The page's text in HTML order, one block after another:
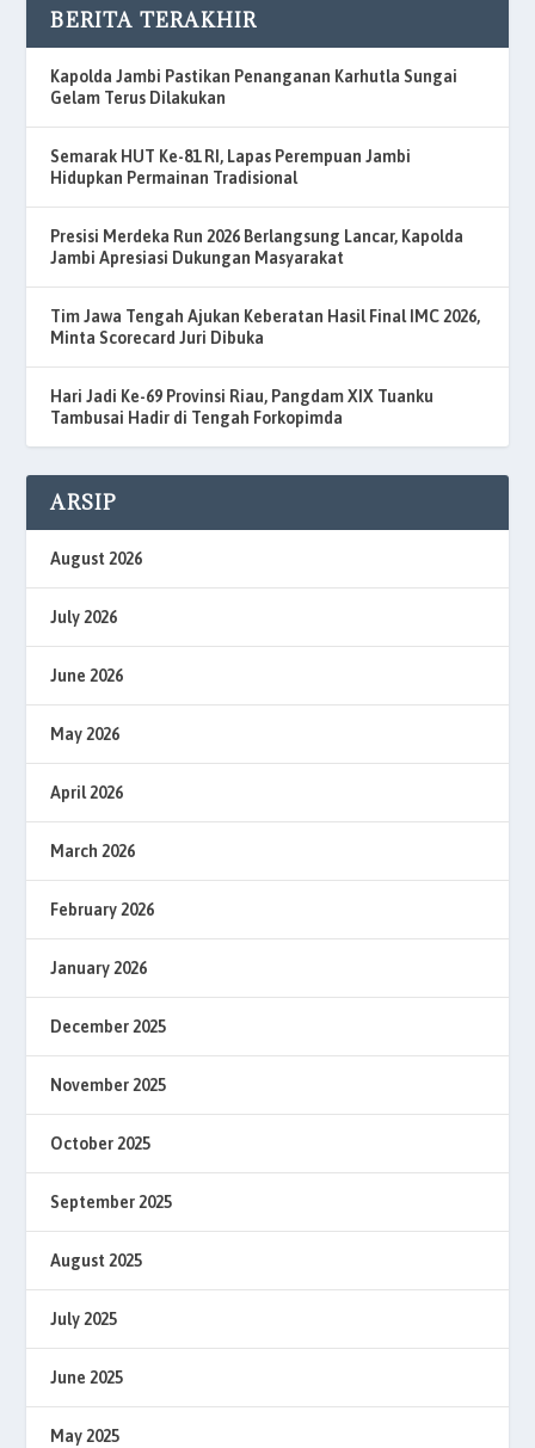
BERITA TERAKHIR
Kapolda Jambi Pastikan Penanganan Karhutla Sungai
Gelam Terus Dilakukan
Semarak HUT Ke-81 RI, Lapas Perempuan Jambi
Hidupkan Permainan Tradisional
Presisi Merdeka Run 2026 Berlangsung Lancar, Kapolda
Jambi Apresiasi Dukungan Masyarakat
Tim Jawa Tengah Ajukan Keberatan Hasil Final IMC 2026,
Minta Scorecard Juri Dibuka
Hari Jadi Ke-69 Provinsi Riau, Pangdam XIX Tuanku
Tambusai Hadir di Tengah Forkopimda
ARSIP
August 2026
July 2026
June 2026
May 2026
April 2026
March 2026
February 2026
January 2026
December 2025
November 2025
October 2025
September 2025
August 2025
July 2025
June 2025
May 2025